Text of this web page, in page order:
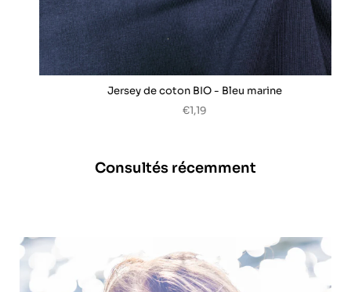
Jersey de coton BIO - Bleu marine
€1,19
Consultés récemment